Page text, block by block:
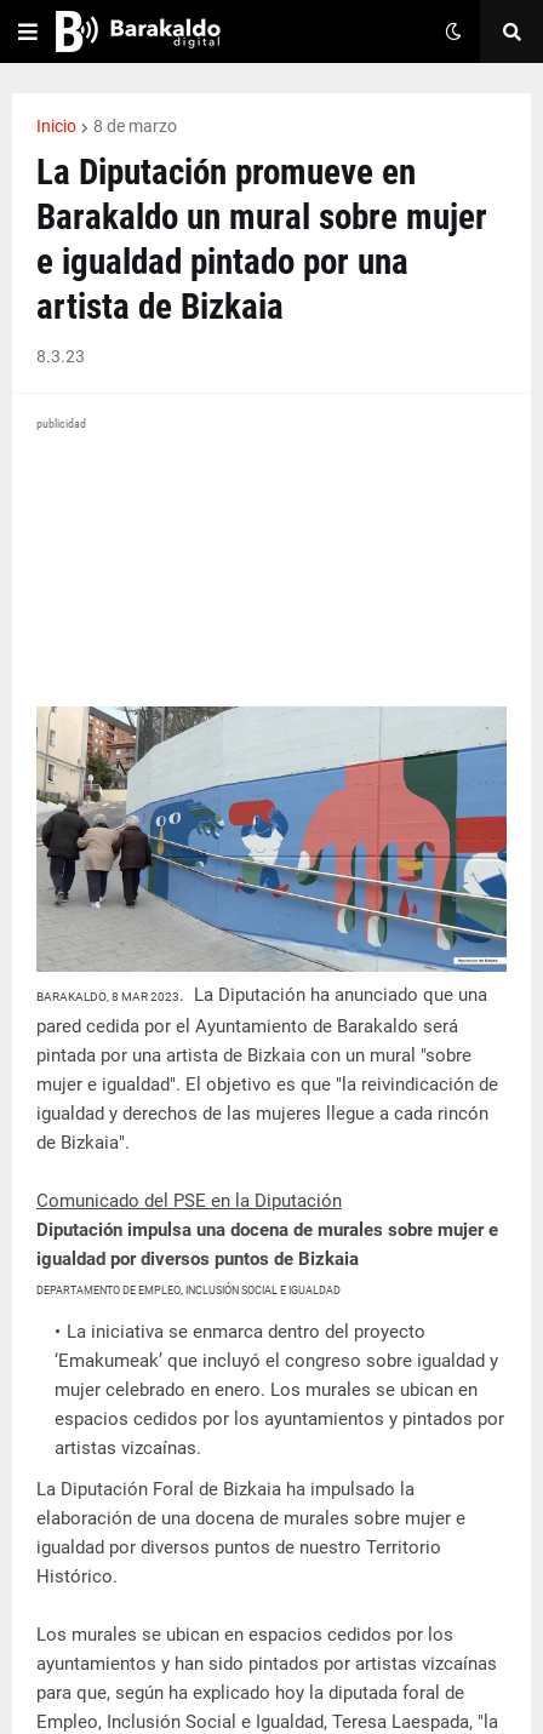
Inicio 8 de marzo
La Diputación promueve en
Barakaldo un mural sobre mujer
e igualdad pintado por una
artista de Bizkaia
8.3.23
publicidad
BARAKALDO, 8 MAR 2023. La Diputación ha anunciado que una
pared cedida por el Ayuntamiento de Barakaldo será
pintada por una artista de Bizkaia con un mural "sobre
mujer e igualdad". El objetivo es que "la reivindicación de
igualdad y derechos de las mujeres llegue a cada rincón
de Bizkaia".
Comunicado del PSE en la Diputación
Diputación impulsa una docena de murales sobre mujer e
igualdad por diversos puntos de Bizkaia
DEPARTAMENTO DE EMPLEO, INCLUSIÓN SOCIAL E IGUALDAD
La iniciativa se enmarca dentro del proyecto
‘Emakumeak’ que incluyó el congreso sobre igualdad y
mujer celebrado en enero. Los murales se ubican en
espacios cedidos por los ayuntamientos y pintados por
artistas vizcaínas.
La Diputación Foral de Bizkaia ha impulsado la
elaboración de una docena de murales sobre mujer e
igualdad por diversos puntos de nuestro Territorio
Histórico.
Los murales se ubican en espacios cedidos por los
ayuntamientos y han sido pintados por artistas vizcaínas
para que, según ha explicado hoy la diputada foral de
Empleo, Inclusión Social e Igualdad, Teresa Laespada, "la